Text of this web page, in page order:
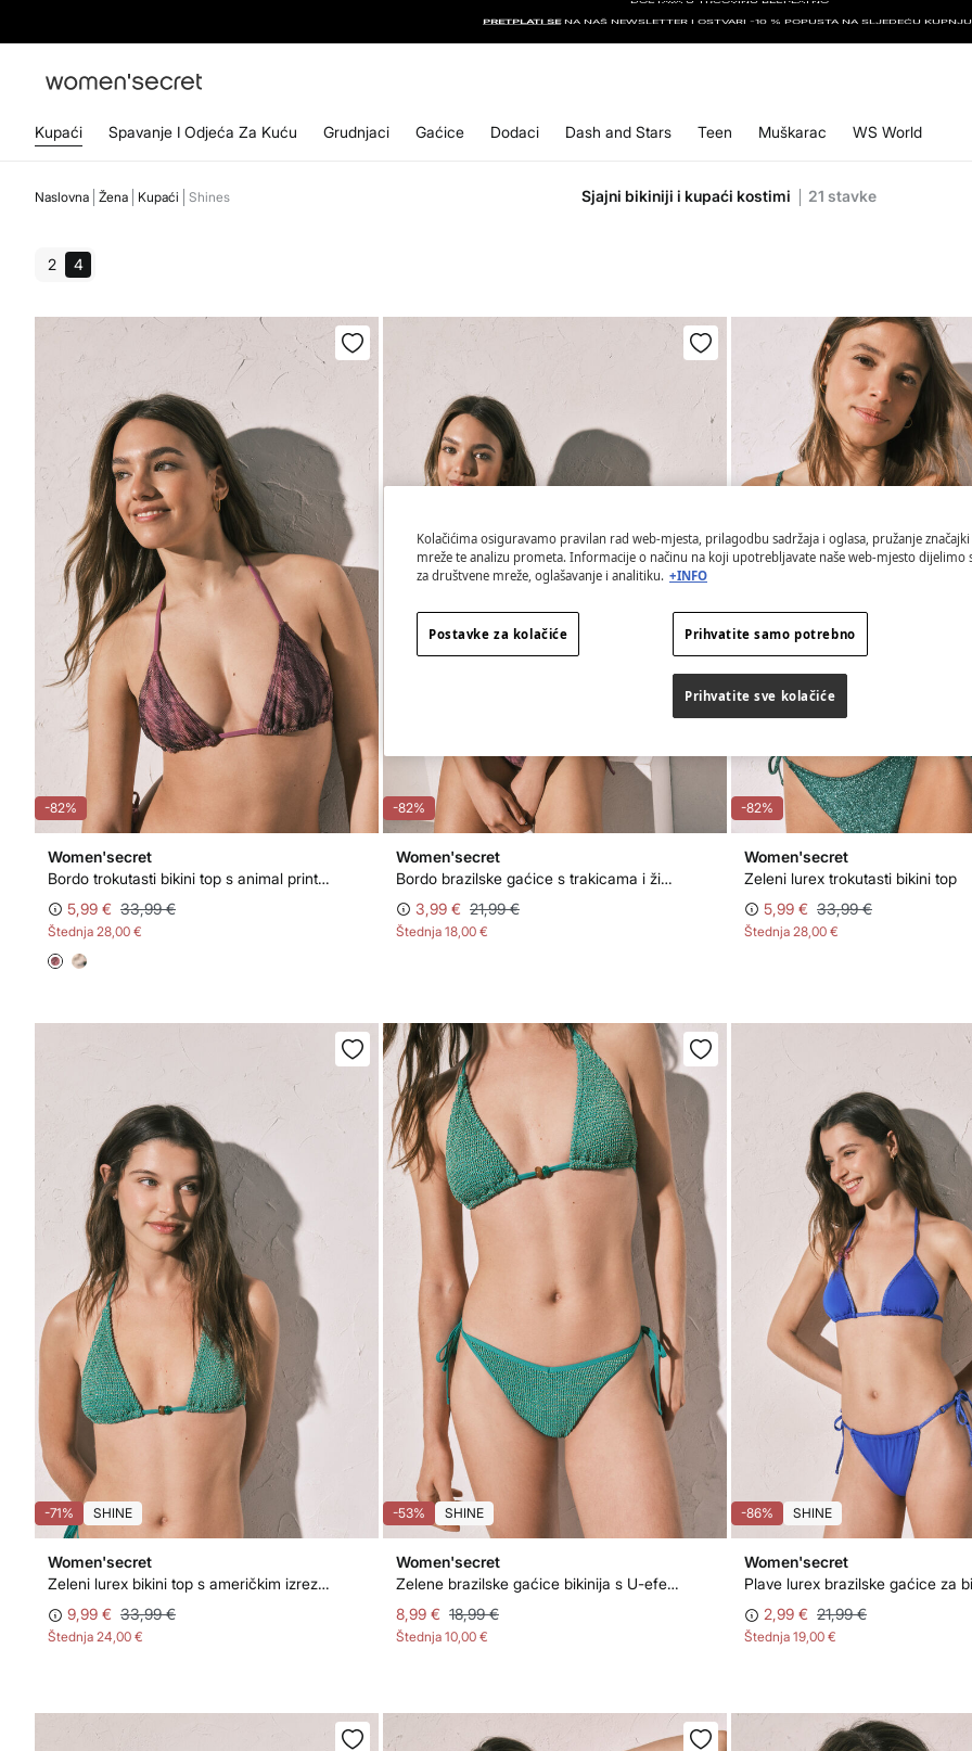
PRETPLATI SENA NAŠ NEWSLETTER I OSTVARI -10 % POPUSTA NA SLJEDEĆU
Kupaći Spavanje I Odjeća Za Kuću Grudnjaci Gaćice Dodaci Dash and Stars Teen Muškarac WS World
Naslovna Žena Kupaći Shines Sjajni bikiniji i kupaći kostimi 21 stavke
2 4
-82%
Women'secret
Bordo trokutasti bikini top s animal printom
5,99 € 33,99 €
Štednja 28,00 €
-82%
Women'secret
Bordo brazilske gaćice s trakicama i životinjskim uzorkom
3,99 € 21,99 €
Štednja 18,00 €
-82%
Women'secret
Zeleni lurex trokutasti bikini top
5,99 € 33,99 €
Štednja 28,00 €
-71% SHINE
Women'secret
Zeleni lurex bikini top s američkim izrezom
9,99 € 33,99 €
Štednja 24,00 €
-53% SHINE
Women'secret
Zelene brazilske gaćice bikinija s U-efektom od lurexa
8,99 € 18,99 €
Štednja 10,00 €
-86% SHINE
Women'secret
Plave lurex brazilske gaćice za
2,99 € 21,99 €
Štednja 19,00 €
Kolačićima osiguravamo pravilan rad web-mjesta, prilagodbu sadržaja i oglasa, pružanje
mreže te analizu prometa. Informacije o načinu na koji upotrebljavate naše web-mjesto dijelimo
za društvene mreže, oglašavanje i analitiku. +INFO
Prihvatite samo potrebno
Prihvatite sve kolačiće
Postavke za kolačiće